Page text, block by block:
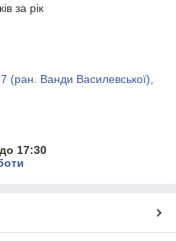
за рік
(ран. Ванди Василевської),
17:30